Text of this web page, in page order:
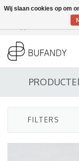
DE /
FILTERS
Wij slaan cookies op om